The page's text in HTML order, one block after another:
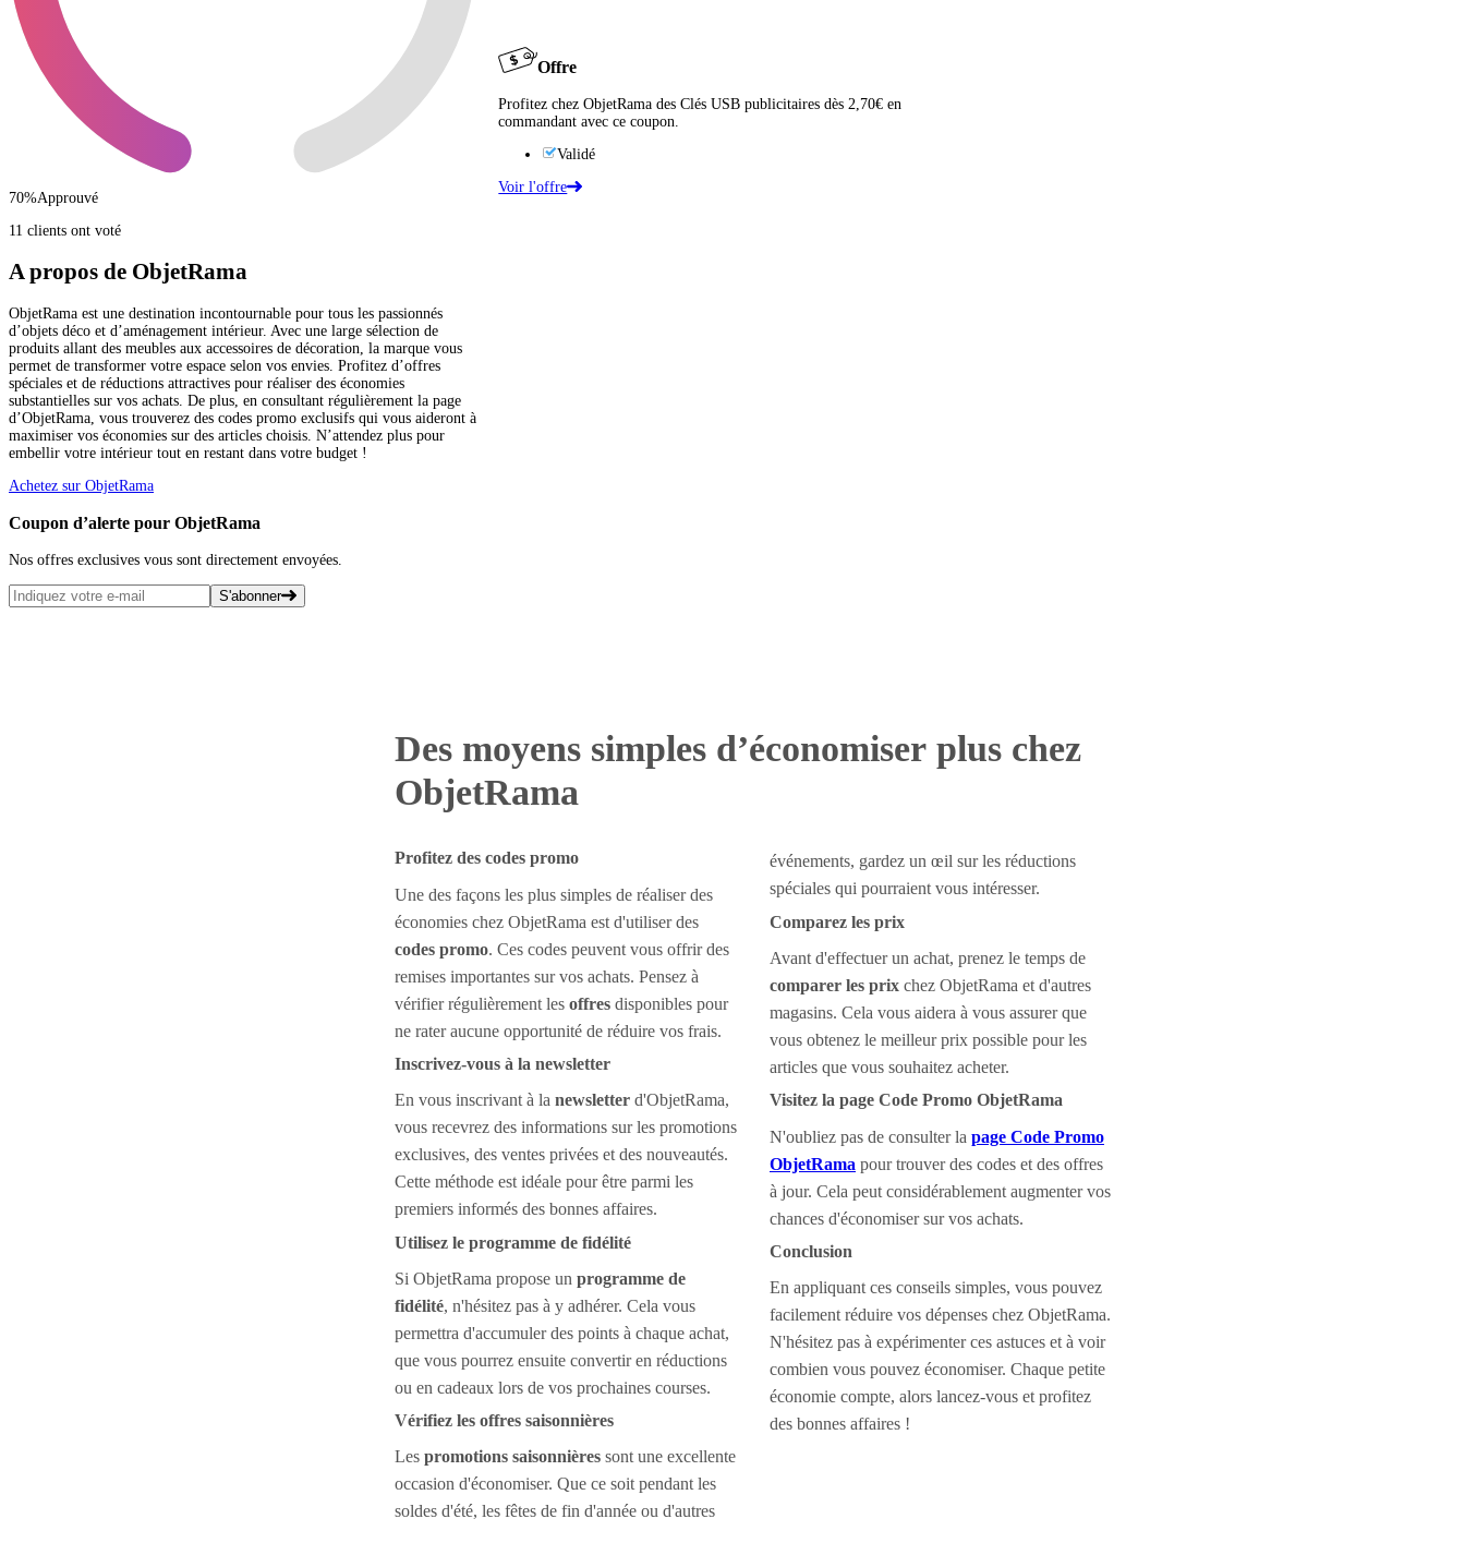
Offre
Profitez chez ObjetRama des Clés USB publicitaires dès 2,70€ en
commandant avec ce coupon.
Validé
Voir l'offre
70%Approuvé
11 clients ont voté
A propos de ObjetRama
ObjetRama est une destination incontournable pour tous les passionnés
d’objets déco et d’aménagement intérieur. Avec une large sélection de
produits allant des meubles aux accessoires de décoration, la marque vous
permet de transformer votre espace selon vos envies. Profitez d’offres
spéciales et de réductions attractives pour réaliser des économies
substantielles sur vos achats. De plus, en consultant régulièrement la page
d’ObjetRama, vous trouverez des codes promo exclusifs qui vous aideront à
maximiser vos économies sur des articles choisis. N’attendez plus pour
embellir votre intérieur tout en restant dans votre budget !
Achetez sur ObjetRama
Coupon d’alerte pour ObjetRama
Nos offres exclusives vous sont directement envoyées.
S'abonner
Des moyens simples d’économiser plus chez
ObjetRama
Profitez des codes promo
Une des façons les plus simples de réaliser des
économies chez ObjetRama est d'utiliser des
codes promo. Ces codes peuvent vous offrir des
remises importantes sur vos achats. Pensez à
vérifier régulièrement les offres disponibles pour
ne rater aucune opportunité de réduire vos frais.
Inscrivez-vous à la newsletter
En vous inscrivant à la newsletter d'ObjetRama,
vous recevrez des informations sur les promotions
exclusives, des ventes privées et des nouveautés.
Cette méthode est idéale pour être parmi les
premiers informés des bonnes affaires.
Utilisez le programme de fidélité
Si ObjetRama propose un programme de
fidélité, n'hésitez pas à y adhérer. Cela vous
permettra d'accumuler des points à chaque achat,
que vous pourrez ensuite convertir en réductions
ou en cadeaux lors de vos prochaines courses.
Vérifiez les offres saisonnières
Les promotions saisonnières sont une excellente
occasion d'économiser. Que ce soit pendant les
soldes d'été, les fêtes de fin d'année ou d'autres
événements, gardez un œil sur les réductions
spéciales qui pourraient vous intéresser.
Comparez les prix
Avant d'effectuer un achat, prenez le temps de
comparer les prix chez ObjetRama et d'autres
magasins. Cela vous aidera à vous assurer que
vous obtenez le meilleur prix possible pour les
articles que vous souhaitez acheter.
Visitez la page Code Promo ObjetRama
N'oubliez pas de consulter la page Code Promo
ObjetRama pour trouver des codes et des offres
à jour. Cela peut considérablement augmenter vos
chances d'économiser sur vos achats.
Conclusion
En appliquant ces conseils simples, vous pouvez
facilement réduire vos dépenses chez ObjetRama.
N'hésitez pas à expérimenter ces astuces et à voir
combien vous pouvez économiser. Chaque petite
économie compte, alors lancez-vous et profitez
des bonnes affaires !